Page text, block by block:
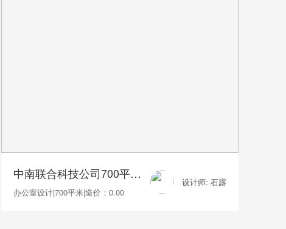
中南联合科技公司700平办公室装修
办公室设计|700平米|造价：0.00
设计师: 石露